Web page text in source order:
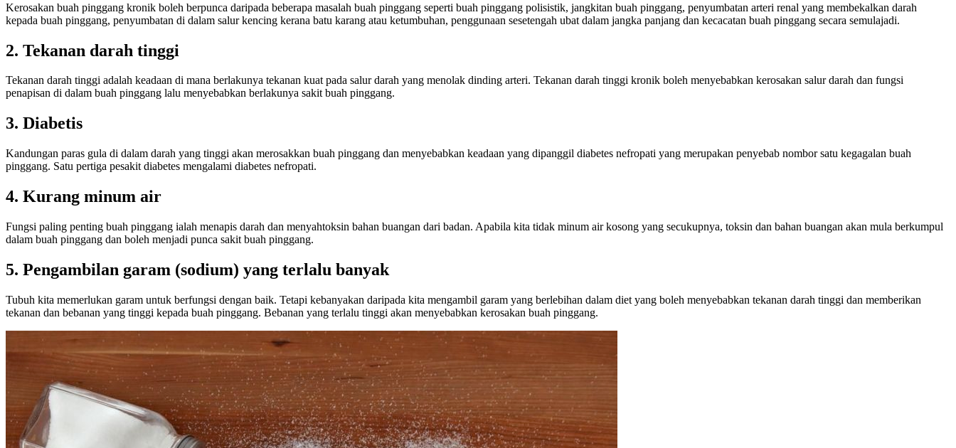
Kerosakan buah pinggang kronik boleh berpunca daripada beberapa masalah buah pinggang seperti buah pinggang polisistik, jangkitan buah pinggang, penyumbatan arteri renal yang membekalkan darah
kepada buah pinggang, penyumbatan di dalam salur kencing kerana batu karang atau ketumbuhan, penggunaan sesetengah ubat dalam jangka panjang dan kecacatan buah pinggang secara semulajadi.
2. Tekanan darah tinggi
Tekanan darah tinggi adalah keadaan di mana berlakunya tekanan kuat pada salur darah yang menolak dinding arteri. Tekanan darah tinggi kronik boleh menyebabkan kerosakan salur darah dan fungsi
penapisan di dalam buah pinggang lalu menyebabkan berlakunya sakit buah pinggang.
3. Diabetis
Kandungan paras gula di dalam darah yang tinggi akan merosakkan buah pinggang dan menyebabkan keadaan yang dipanggil diabetes nefropati yang merupakan penyebab nombor satu kegagalan buah
pinggang. Satu pertiga pesakit diabetes mengalami diabetes nefropati.
4. Kurang minum air
Fungsi paling penting buah pinggang ialah menapis darah dan menyahtoksin bahan buangan dari badan. Apabila kita tidak minum air kosong yang secukupnya, toksin dan bahan buangan akan mula berkumpul
dalam buah pinggang dan boleh menjadi punca sakit buah pinggang.
5. Pengambilan garam (sodium) yang terlalu banyak
Tubuh kita memerlukan garam untuk berfungsi dengan baik. Tetapi kebanyakan daripada kita mengambil garam yang berlebihan dalam diet yang boleh menyebabkan tekanan darah tinggi dan memberikan
tekanan dan bebanan yang tinggi kepada buah pinggang. Bebanan yang terlalu tinggi akan menyebabkan kerosakan buah pinggang.